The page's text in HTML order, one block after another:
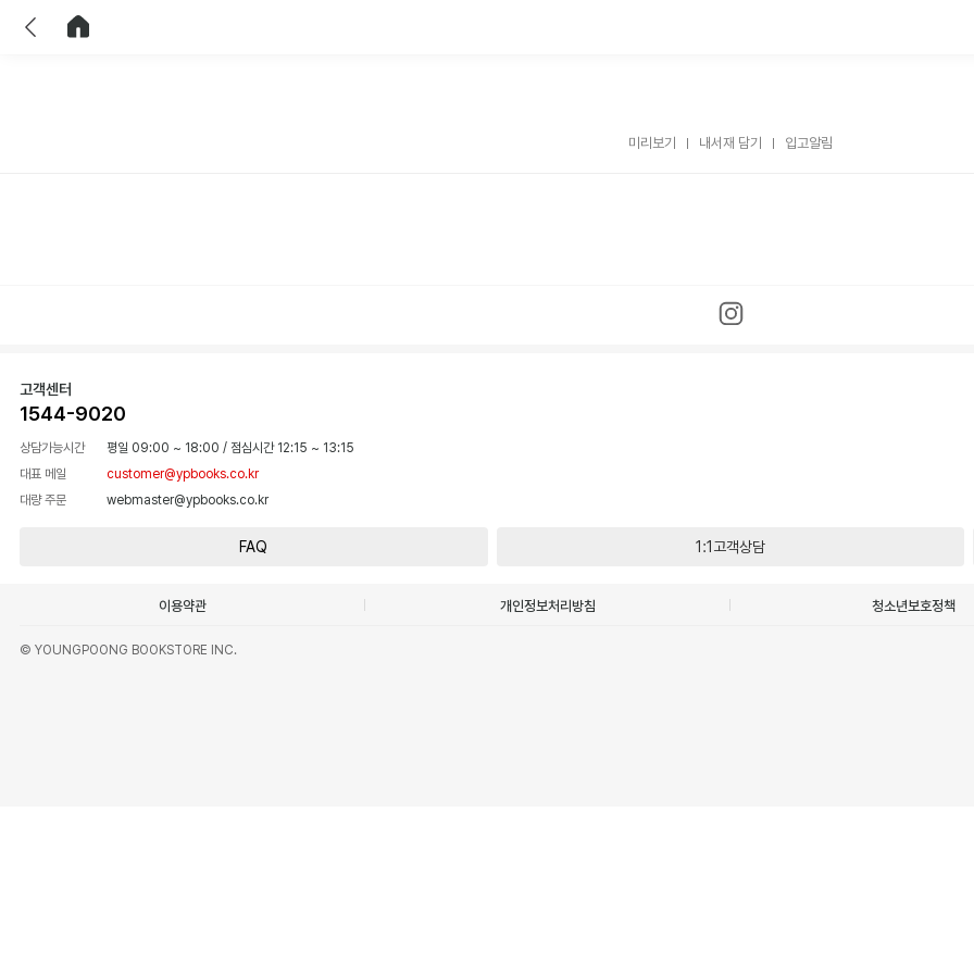
미리보기 내서재 담기 입고알림
고객센터
1544-9020
상담가능시간 평일 09:00 ~ 18:00 / 점심시간 12:15 ~ 13:15
대표 메일
customer@ypbooks.co.kr
대량 주문
webmaster@ypbooks.co.kr
FAQ 1:1고객상담
이용약관 개인정보처리방침 청소년보호정책
© YOUNGPOONG BOOKSTORE INC.